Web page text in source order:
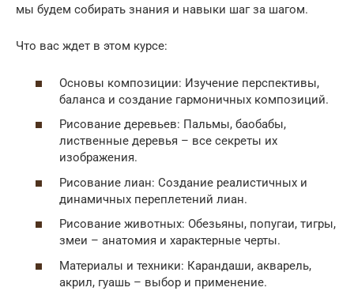
мы будем собирать знания и навыки шаг за шагом.
Что вас ждет в этом курсе:
Основы композиции: Изучение перспективы,
баланса и создание гармоничных композиций.
Рисование деревьев: Пальмы, баобабы,
лиственные деревья – все секреты их
изображения.
Рисование лиан: Создание реалистичных и
динамичных переплетений лиан.
Рисование животных: Обезьяны, попугаи, тигры,
змеи – анатомия и характерные черты.
Материалы и техники: Карандаши, акварель,
акрил, гуашь – выбор и применение.